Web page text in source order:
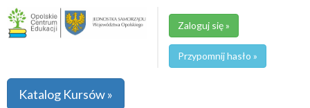
Zaloguj się »
Przypomnij hasło »
Katalog Kursów »